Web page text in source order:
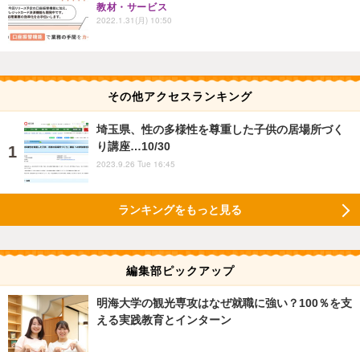
教材・サービス
2022.1.31(月) 10:50
その他アクセスランキング
埼玉県、性の多様性を尊重した子供の居場所づく
り講座…10/30
2023.9.26 Tue 16:45
ランキングをもっと見る
編集部ピックアップ
明海大学の観光専攻はなぜ就職に強い？100％を支
える実践教育とインターン